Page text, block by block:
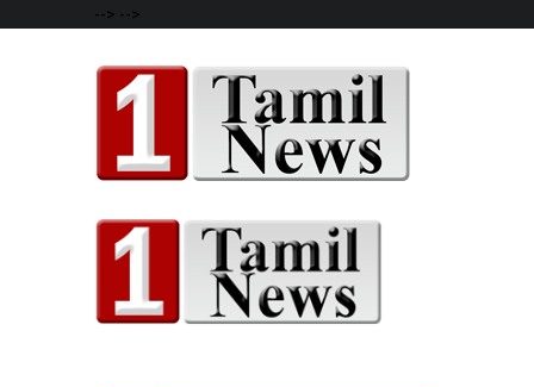
--> -->